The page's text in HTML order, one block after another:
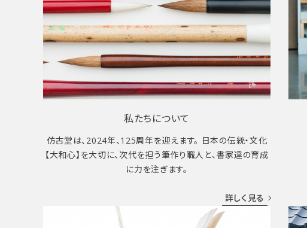
私たちについて
仿古堂は、2024年、125周年を迎えます。 日本の伝統・文化
【大和心】を大切に、次代を担う筆作り職人と、書家達の育成
に力を注ぎます。
詳しく見る